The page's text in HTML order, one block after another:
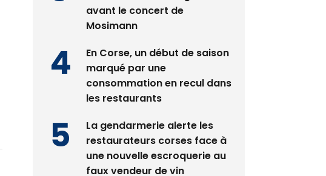
Bastia – Le festival Porto
Latino évacué en urgence
Mosimann
En Corse, un début de saison
marqué par une
les restaurants
La gendarmerie alerte les
restaurateurs corses face à